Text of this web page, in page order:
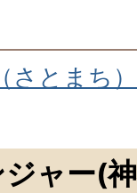
さとまち
ャー(